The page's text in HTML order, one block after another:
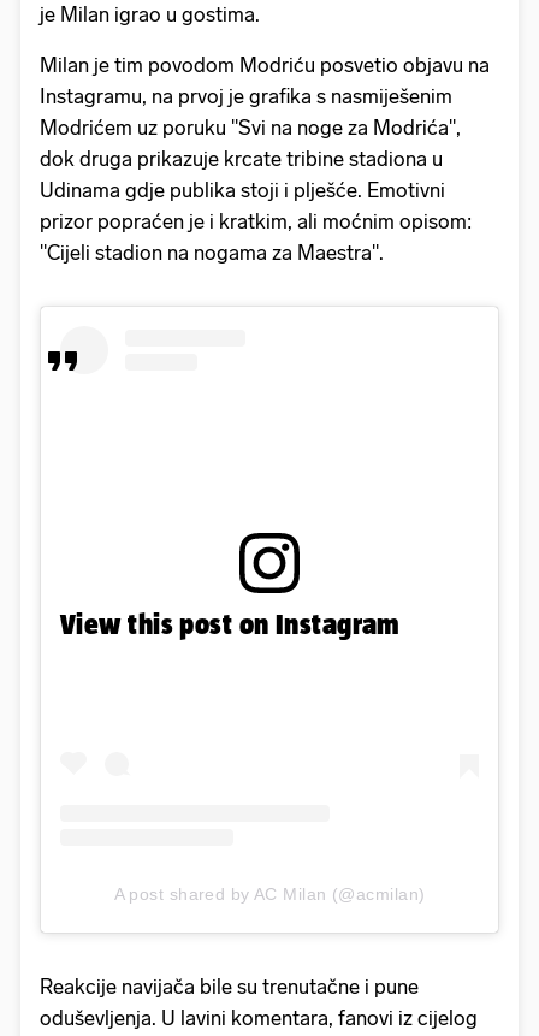
je Milan igrao u gostima.
Milan je tim povodom Modriću posvetio objavu na
Instagramu, na prvoj je grafika s nasmiješenim
Modrićem uz poruku "Svi na noge za Modrića",
dok druga prikazuje krcate tribine stadiona u
Udinama gdje publika stoji i plješće. Emotivni
prizor popraćen je i kratkim, ali moćnim opisom:
"Cijeli stadion na nogama za Maestra".
View this post on Instagram
A post shared by AC Milan (@acmilan)
Reakcije navijača bile su trenutačne i pune
oduševljenja. U lavini komentara, fanovi iz cijelog